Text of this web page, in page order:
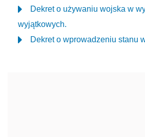
Dekret o używaniu wojska w
wyjątkowych.
Dekret o wprowadzeniu stanu